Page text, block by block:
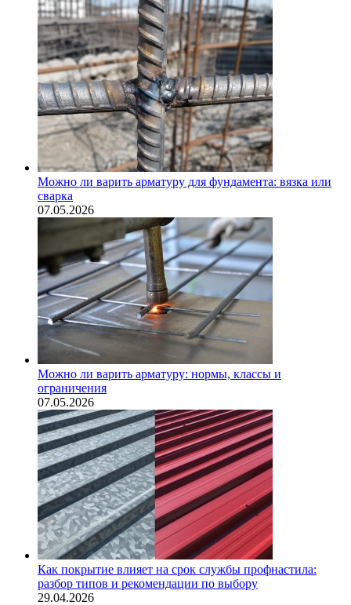
Можно ли варить арматуру для фундамента: вязка или
сварка
07.05.2026
Можно ли варить арматуру: нормы, классы и
ограничения
07.05.2026
Как покрытие влияет на срок службы профнастила:
разбор типов и рекомендации по выбору
29.04.2026